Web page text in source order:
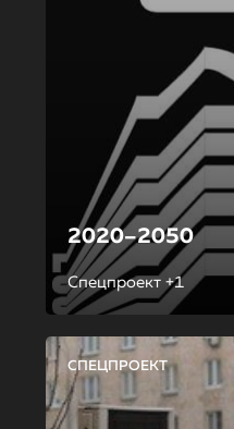
2020–2050
Спецпроект +1
СПЕЦПРОЕКТ